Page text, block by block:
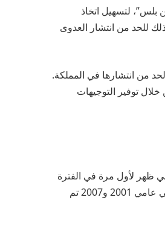
بلس”، لتسهيل اتخاذ
دعت الوزارة إلى حصر المخالطين لفترة تصل إلى 14 يومًا، وذلك للحد من انتشار العدوى
من انتشارها في المملكة.
توفير التوجيهات
ظهر لأول مرة في الفترة
من سبتمبر 1998 إلى مايو 1999، حيث سجلت 276 حالة في ماليزيا وسنغافورة، وفي عامي 2001 و2007 تم